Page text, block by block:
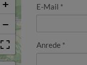
+
−
E-Mail
Anrede